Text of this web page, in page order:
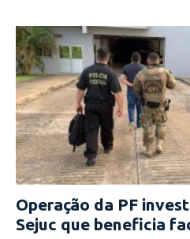
Operação da PF
Sejuc que beneficia